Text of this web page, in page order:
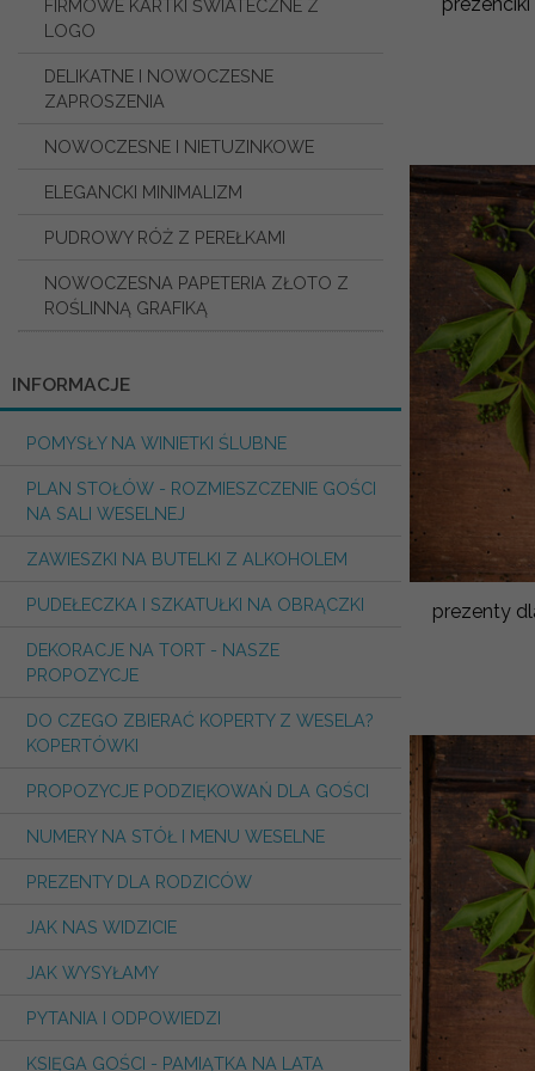
FIRMOWE KARTKI ŚWIATECZNE Z
LOGO
DELIKATNE I NOWOCZESNE
ZAPROSZENIA
NOWOCZESNE I NIETUZINKOWE
ELEGANCKI MINIMALIZM
PUDROWY RÓŻ Z PEREŁKAMI
NOWOCZESNA PAPETERIA ZŁOTO Z
ROŚLINNĄ GRAFIKĄ
INFORMACJE
POMYSŁY NA WINIETKI ŚLUBNE
PLAN STOŁÓW - ROZMIESZCZENIE GOŚCI
NA SALI WESELNEJ
ZAWIESZKI NA BUTELKI Z ALKOHOLEM
PUDEŁECZKA I SZKATUŁKI NA OBRĄCZKI
DEKORACJE NA TORT - NASZE
PROPOZYCJE
DO CZEGO ZBIERAĆ KOPERTY Z WESELA?
KOPERTÓWKI
PROPOZYCJE PODZIĘKOWAŃ DLA GOŚCI
NUMERY NA STÓŁ I MENU WESELNE
PREZENTY DLA RODZICÓW
JAK NAS WIDZICIE
JAK WYSYŁAMY
PYTANIA I ODPOWIEDZI
KSIĘGA GOŚCI - PAMIĄTKA NA LATA
prezenty